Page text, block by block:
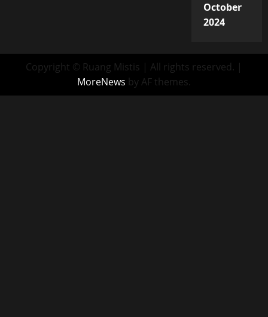
October
2024
Copyright © Ruang Mistis | All rights reserved. |
MoreNews by AF themes.